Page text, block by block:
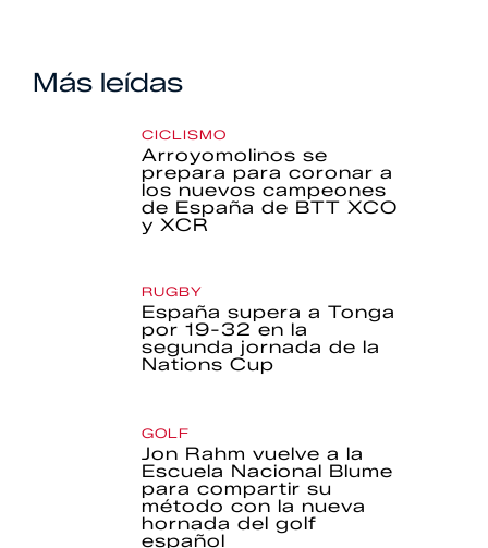
Más leídas
CICLISMO
Arroyomolinos se
prepara para coronar a
los nuevos campeones
de España de BTT XCO
y XCR
RUGBY
España supera a Tonga
por 19-32 en la
segunda jornada de la
Nations Cup
GOLF
Jon Rahm vuelve a la
Escuela Nacional Blume
para compartir su
método con la nueva
hornada del golf
español